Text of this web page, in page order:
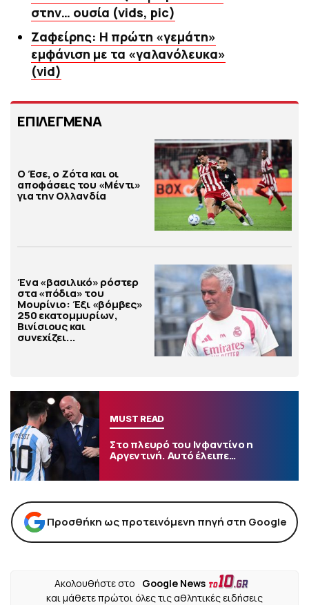
στην… ουσία (vids, pic)
Ζαφείρης: Η πρώτη «γεμάτη»
εμφάνιση με τα «γαλανόλευκα»
(vid)
ΕΠΙΛΕΓΜΕΝΑ
Ο Έσε, ο Ζότα και οι
αποφάσεις του «Μέντι»
για την Ολλανδία
Ένα «βασιλικό» ρόστερ
στα «πόδια» του
Μουρίνιο: Έξι «βόμβες»
250 εκατομμυρίων,
Βινίσιους και
συνεχίζει...
MUST READ
Στο πλευρό του Ινφαντίνο η
Αργεντινή. Αυτό έλειπε…
Προσθήκη ως προτεινόμενη πηγή στη Google
Ακολουθήστε στο
Google News
και μάθετε πρώτοι όλες τις αθλητικές ειδήσεις